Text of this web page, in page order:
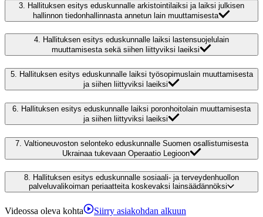
3. Hallituksen esitys eduskunnalle arkistointilaiksi ja laiksi julkisen
hallinnon tiedonhallinnasta annetun lain muuttamisesta
4. Hallituksen esitys eduskunnalle laiksi lastensuojelulain
muuttamisesta sekä siihen liittyviksi laeiksi
5. Hallituksen esitys eduskunnalle laiksi työsopimuslain muuttamisesta
ja siihen liittyviksi laeiksi
6.
Hallituksen esitys eduskunnalle laiksi poronhoitolain muuttamisesta
ja siihen liittyviksi laeiksi
7. Valtioneuvoston selonteko eduskunnalle Suomen osallistumisesta
Ukrainaa tukevaan Operaatio Legioon
8. Hallituksen esitys eduskunnalle sosiaali- ja terveydenhuollon
palveluvalikoiman periaatteita koskevaksi lainsäädännöksi
Videossa oleva kohta Siirry asiakohdan alkuun